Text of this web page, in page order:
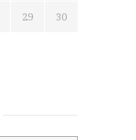
29 30